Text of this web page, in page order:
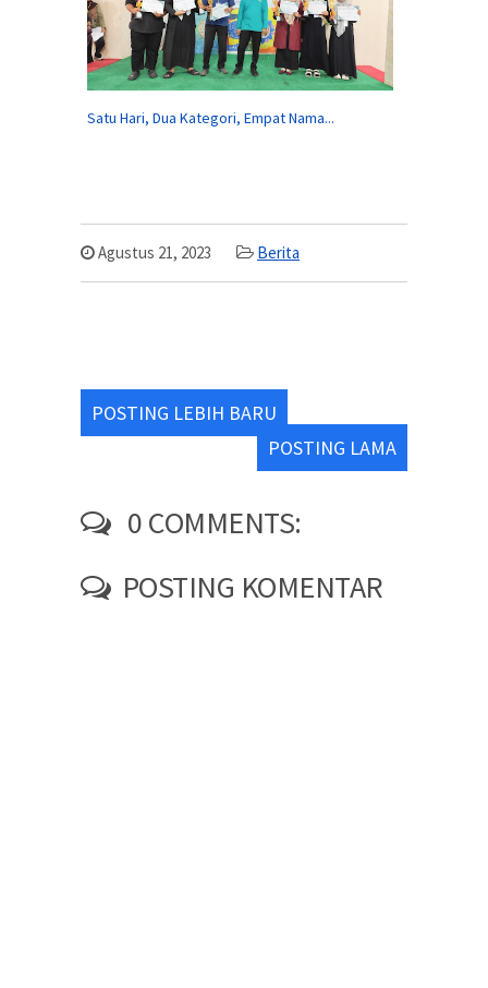
Satu Hari, Dua Kategori, Empat Nama...
Agustus 21, 2023 Berita
POSTING LEBIH BARU
POSTING LAMA
0 COMMENTS:
POSTING KOMENTAR